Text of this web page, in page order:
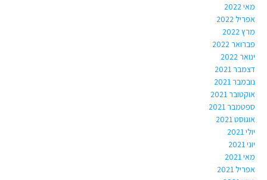
מאי 2022
אפריל 2022
מרץ 2022
פברואר 2022
ינואר 2022
דצמבר 2021
נובמבר 2021
אוקטובר 2021
ספטמבר 2021
אוגוסט 2021
יולי 2021
יוני 2021
מאי 2021
אפריל 2021